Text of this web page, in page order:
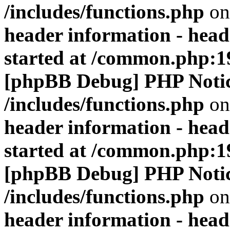
/includes/functions.php
header information -
started at /
[phpBB Debug] PHP
/includes/functions.php
header information -
started at /
[phpBB Debug] PHP
/includes/functions.php
header information -